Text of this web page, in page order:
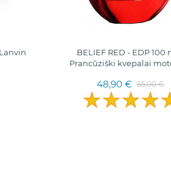
BELIEF RED - EDP 100
Prancūziški kvepalai
48,90 € 65,00 €